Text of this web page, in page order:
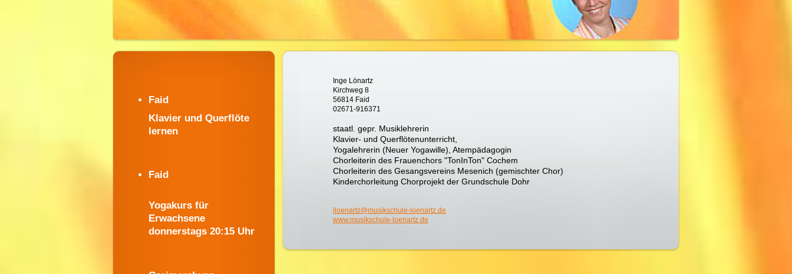
Inge Lönartz
Kirchweg 8
56814 Faid
02671-916371
staatl. gepr. Musiklehrerin
Klavier- und Querflötenunterricht,
Yogalehrerin (Neuer Yogawille), Atempädagogin
Chorleiterin des Frauenchors "TonInTon" Cochem
Chorleiterin des Gesangsvereins Mesenich (gemischter Chor)
Kinderchorleitung Chorprojekt der Grundschule Dohr
iloenartz@musikschule-loenartz.de
www.musikschule-loenartz.de
Faid
Klavier und Querflöte
lernen
Faid
Yogakurs für
Erwachsene
donnerstags 20:15 Uhr